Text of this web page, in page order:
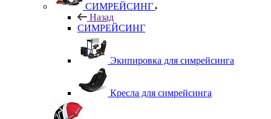
СИМРЕЙСИНГ
Назад
СИМРЕЙСИНГ
Экипировка для симрейсинга
Кресла для симрейсинга